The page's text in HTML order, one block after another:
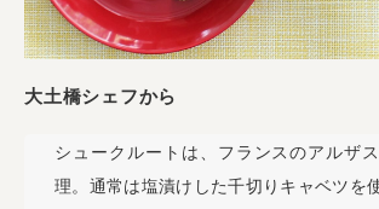
大土橋シェフから
シュークルートは、フランスのアルザ
理。通常は塩漬けした千切りキャベツを